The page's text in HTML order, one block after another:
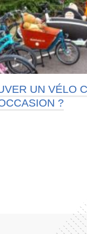
UN VÉLO
?